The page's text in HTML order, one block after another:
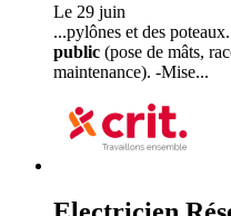
Le 29 juin
...pylônes et des
public (pose de mâts,
maintenance). -Mise...